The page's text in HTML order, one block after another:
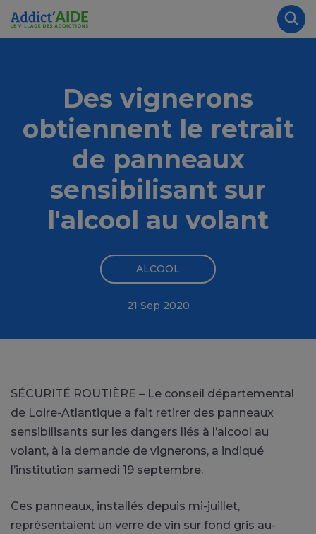
Aller au contenu principal
Des vignerons
obtiennent le retrait
de panneaux
sensibilisant sur
l'alcool au volant
ALCOOL
21 Sep 2020
SÉCURITÉ ROUTIÈRE – Le conseil départemental
de Loire-Atlantique a fait retirer des panneaux
sensibilisants sur les dangers liés à l’alcool au
volant, à la demande de vignerons, a indiqué
l’institution samedi 19 septembre.
Ces panneaux, installés depuis mi-juillet,
représentaient un verre de vin sur fond gris au-
Panneau de gestion des cookies